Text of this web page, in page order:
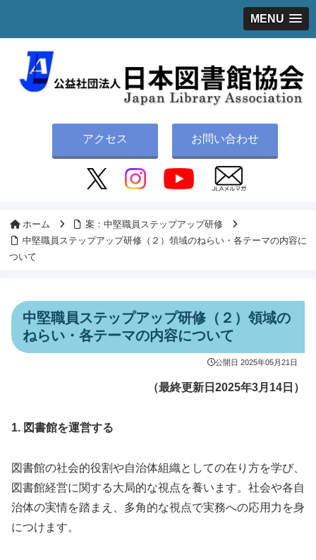
MENU
アクセス お問い合わせ
ホーム
案：中堅職員ステップアップ研修
中堅職員ステップアップ研修（２）領域のねらい・各テーマの内容に
ついて
中堅職員ステップアップ研修（２）領域の
ねらい・各テーマの内容について
公開日 2025年05月21日
（最終更新日2025年3月14日）
1. 図書館を運営する
図書館の社会的役割や自治体組織としての在り方を学び、
図書館経営に関する大局的な視点を養います。社会や各自
治体の実情を踏まえ、多角的な視点で実務への応用力を身
につけます。